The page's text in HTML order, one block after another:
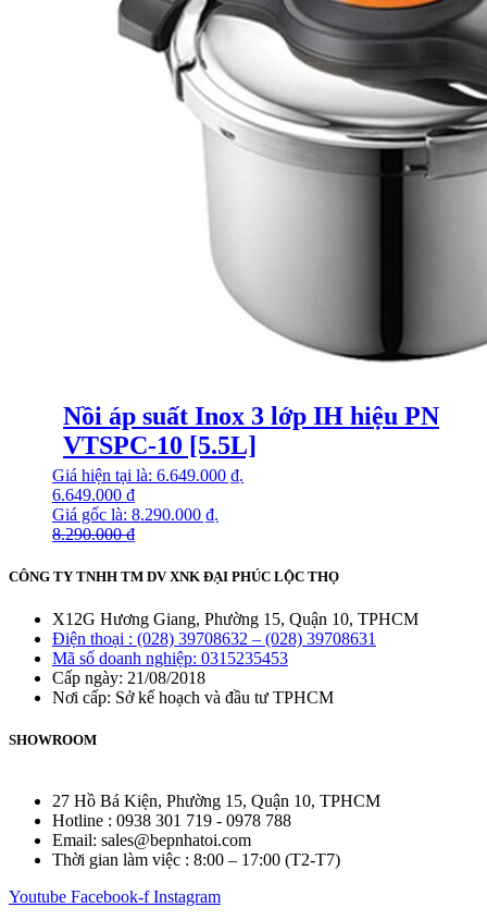
Nồi áp suất Inox 3 lớp IH hiệu PN
VTSPC-10 [5.5L]
8.290.000₫
Giá gốc là: 8.290.000 ₫.
6.649.000 ₫
Giá hiện tại là: 6.649.000 ₫.
CÔNG TY TNHH TM DV XNK ĐẠI PHÚC LỘC THỌ
X12G Hương Giang, Phường 15, Quận 10, TPHCM
Điện thoại : (028) 39708632 – (028) 39708631
Mã số doanh nghiệp: 0315235453
Cấp ngày: 21/08/2018
Nơi cấp: Sở kế hoạch và đầu tư TPHCM
SHOWROOM
27 Hồ Bá Kiện, Phường 15, Quận 10, TPHCM
Hotline : 0938 301 719 - 0978 788
Email: sales@bepnhatoi.com
Thời gian làm việc : 8:00 – 17:00 (T2-T7)
Youtube Facebook-f Instagram